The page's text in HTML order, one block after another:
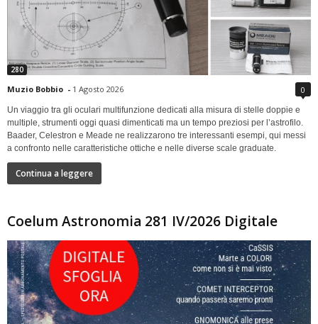
280
Muzio Bobbio - 1 Agosto 2026 0
Un viaggio tra gli oculari multifunzione dedicati alla misura di stelle doppie e
multiple, strumenti oggi quasi dimenticati ma un tempo preziosi per l’astrofilo.
Baader, Celestron e Meade ne realizzarono tre interessanti esempi, qui messi
a confronto nelle caratteristiche ottiche e nelle diverse scale graduate.
Continua a leggere
Coelum Astronomia 281 IV/2026 Digitale